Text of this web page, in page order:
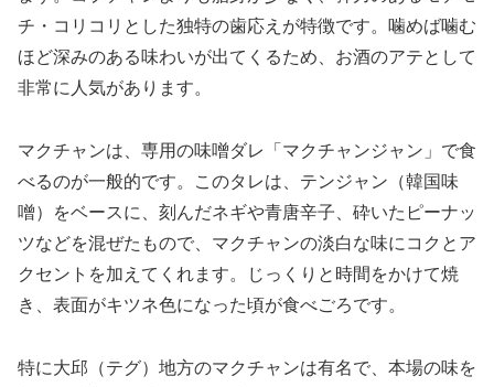
チ・コリコリとした独特の歯応えが特徴です。噛めば噛む
ほど深みのある味わいが出てくるため、お酒のアテとして
非常に人気があります。
マクチャンは、専用の味噌ダレ「マクチャンジャン」で食
べるのが一般的です。このタレは、テンジャン（韓国味
噌）をベースに、刻んだネギや青唐辛子、砕いたピーナッ
ツなどを混ぜたもので、マクチャンの淡白な味にコクとア
クセントを加えてくれます。じっくりと時間をかけて焼
き、表面がキツネ色になった頃が食べごろです。
特に大邱（テグ）地方のマクチャンは有名で、本場の味を